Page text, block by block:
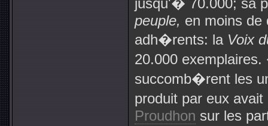
jusqu'� 70.000; sa
peuple, en moins de
adh�rents: la Voix
20.000
succomb�rent les
produit par eux
Proudhon sur les